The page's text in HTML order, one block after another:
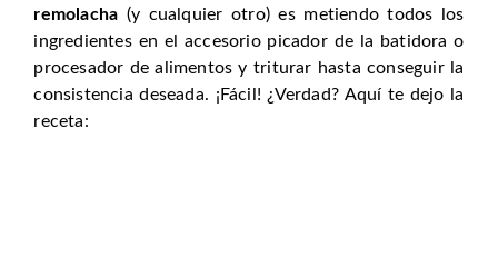
remolacha (y cualquier otro) es metiendo todos los
ingredientes en el accesorio picador de la batidora o
procesador de alimentos y triturar hasta conseguir la
consistencia deseada. ¡Fácil! ¿Verdad? Aquí te dejo la
receta: